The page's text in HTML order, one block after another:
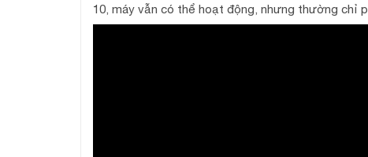
10, máy vẫn có thể hoạt động, nhưng thường chỉ